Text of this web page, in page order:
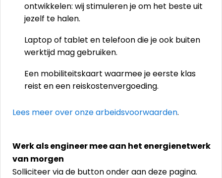
ontwikkelen: wij stimuleren je om het beste uit
jezelf te halen.
Laptop of tablet en telefoon die je ook buiten
werktijd mag gebruiken.
Een mobiliteitskaart waarmee je eerste klas
reist en een reiskostenvergoeding.
Lees meer over onze arbeidsvoorwaarden.
Werk als engineer mee aan het energienetwerk
van morgen
Solliciteer via de button onder aan deze pagina.